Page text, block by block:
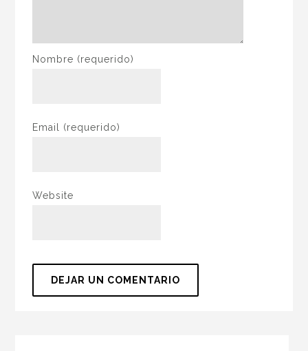
Nombre (requerido)
Email (requerido)
Website